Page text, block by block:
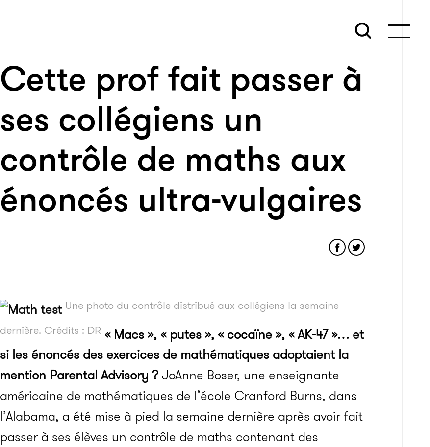
Cette prof fait passer à
ses collégiens un
contrôle de maths aux
énoncés ultra-vulgaires
Une photo du contrôle distribué aux collégiens la semaine
dernière. Crédits : DR « Macs », « putes », « cocaïne », « AK-47 »… et
si les énoncés des exercices de mathématiques adoptaient la
mention Parental Advisory ?JoAnne Boser, une enseignante
américaine de mathématiques de l’école Cranford Burns, dans
l’Alabama, a été mise à pied la semaine dernière après avoir fait
passer à ses élèves un contrôle de maths contenant des